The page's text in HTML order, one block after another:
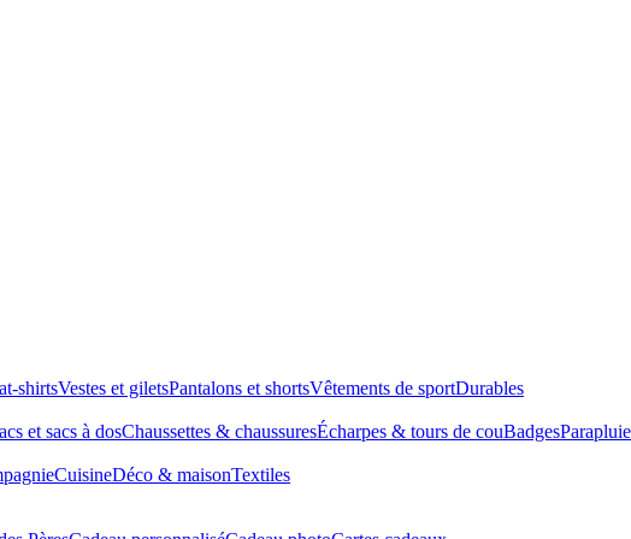
shirtsVestes et giletsPantalons et shortsVêtements de sportDurables
et sacs à dosChaussettes & chaussuresÉcharpes & tours de couBadges
CuisineDéco & maisonTextiles